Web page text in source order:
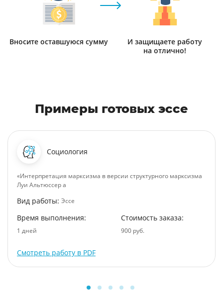
Вносите оставшуюся сумму
И защищаете работу
на отлично!
Примеры готовых эссе
Социология
«Интерпретация марксизма в версии структурного марксизма
Луи Альтюссер а
Вид работы: Эссе
Время выполнения:
1 дней
Стоимость заказа:
900 руб.
Смотреть работу в PDF